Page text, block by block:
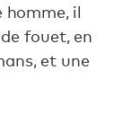
homme, il
fouet, en
et une